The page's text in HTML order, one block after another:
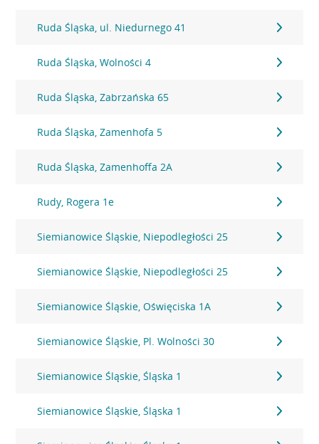
Ruda Śląska, ul. Niedurnego 41
Ruda Śląska, Wolności 4
Ruda Śląska, Zabrzańska 65
Ruda Śląska, Zamenhofa 5
Ruda Śląska, Zamenhoffa 2A
Rudy, Rogera 1e
Siemianowice Śląskie, Niepodległości 25
Siemianowice Śląskie, Niepodległości 25
Siemianowice Śląskie, Oświęciska 1A
Siemianowice Śląskie, Pl. Wolności 30
Siemianowice Śląskie, Śląska 1
Siemianowice Śląskie, Śląska 1